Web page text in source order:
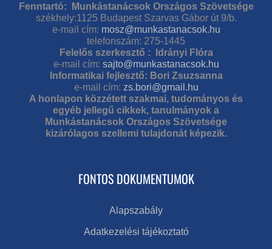
Fenntartó: Munkástanácsok Országos Szövetsége
székhely:1125 Budapest Szarvas Gábor út 9/b.
e-mail cím: mosz@munkastanacsok.hu
telefonszám: 275-1445
Felelős szerkesztő : Idrányi Flóra
e-mail cím: sajto@munkastanacsok.hu
Informatikai fejlesztő: Bori Zsuzsanna
e-mail cím: zs.bori@gmail.hu
A honlapon közzétett szakmai, tudományos és
egyéb jellegű cikkek, tanulmányok a
Munkástanácsok Országos Szövetsége
kizárólagos szellemi tulajdonát képezik.
FONTOS DOKUMENTUMOK
Alapszabály
Adatkezelési tájékoztató